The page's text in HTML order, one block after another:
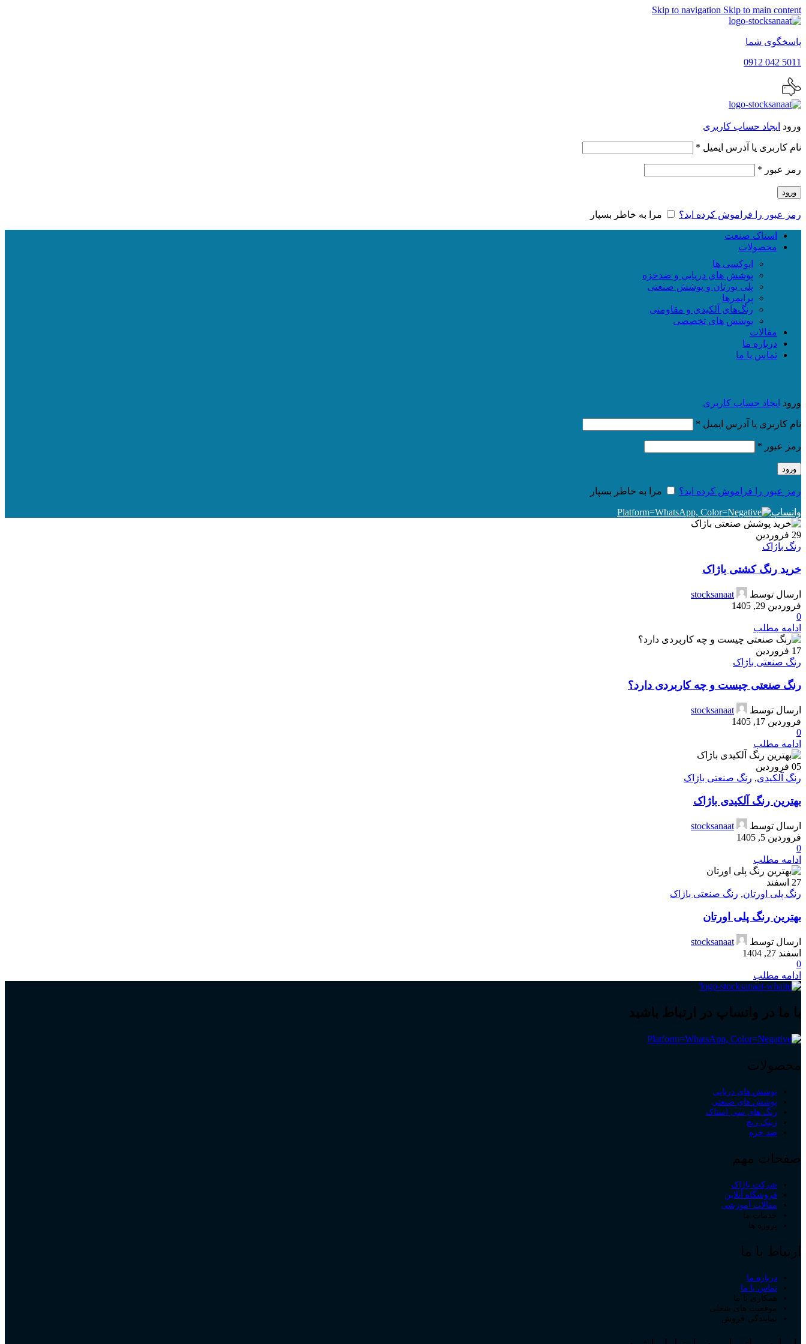
Skip to navigation Skip to main content
پاسخگوی شما
5011 042 0912
ورود ایجاد حساب کاربری
نام کاربری یا آدرس ایمیل *
رمز عبور *
ورود
رمز عبور را فراموش کرده اید؟ مرا به خاطر بسپار
استاک صنعت
محصولات
اپوکسی ها
پوشش های دریایی و ضدخزه
پلی یورتان و پوشش صنعتی
پرایمرها
رنگ‌های آلکیدی و مقاومتی
پوشش های تخصصی
مقالات
درباره ما
تماس با ما
ورود ایجاد حساب کاربری
نام کاربری یا آدرس ایمیل *
رمز عبور *
ورود
رمز عبور را فراموش کرده اید؟ مرا به خاطر بسپار
واتساپ
29 فروردین
رنگ باژاک
خرید رنگ کشتی باژاک
ارسال توسط
stocksanaat
فروردین 29, 1405
0
ادامه مطلب
17 فروردین
رنگ صنعتی باژاک
رنگ صنعتی چیست و چه کاربردی دارد؟
ارسال توسط
stocksanaat
فروردین 17, 1405
0
ادامه مطلب
05 فروردین
رنگ آلکیدی, رنگ صنعتی باژاک
بهترین رنگ آلکیدی باژاک
ارسال توسط
stocksanaat
فروردین 5, 1405
0
ادامه مطلب
27 اسفند
رنگ پلی اورتان, رنگ صنعتی باژاک
بهترین رنگ پلی اورتان
ارسال توسط
stocksanaat
اسفند 27, 1404
0
ادامه مطلب
با ما در واتساپ در ارتباط باشید
محصولات
پوشش های دریایی
پوشش های صنعتی
رنگ های سی استاک
زینک ریچ
ضد خزه
صفحات مهم
شرکت باژاک
فروشگاه آنلاین
مقالات آموزشی
خدمات ما
پروژه ها
ارتباط با ما
درباره ما
تماس با ما
همکاری با ما
موقعیت های شغلی
نمایندگی فروش